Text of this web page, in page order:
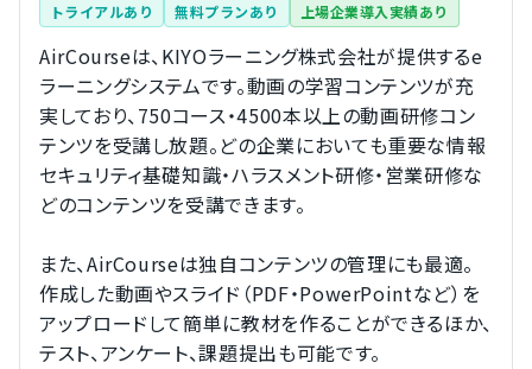
トライアルあり
無料プランあり 上場企業導入実績あり
AirCourseは、KIYOラーニング株式会社が提供するe
ラーニングシステムです。動画の学習コンテンツが充
実しており、750コース・4500本以上の動画研修コン
テンツを受講し放題。どの企業においても重要な情報
セキュリティ基礎知識・ハラスメント研修・営業研修な
どのコンテンツを受講できます。
また、AirCourseは独自コンテンツの管理にも最適。
作成した動画やスライド（PDF・PowerPointなど）を
アップロードして簡単に教材を作ることができるほか、
テスト、アンケート、課題提出も可能です。